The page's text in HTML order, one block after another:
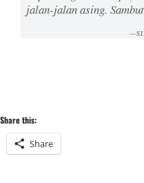
jalan-jalan asing.
Share this:
Share